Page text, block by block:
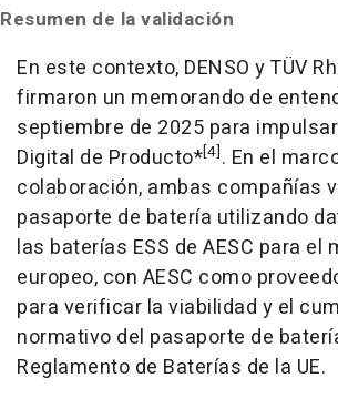
Resumen de la validación
En este contexto, DENSO y TÜV
firmaron un memorando de
septiembre de 2025 para
Digital de Producto*[4] . En el
colaboración, ambas compañías
pasaporte de batería utilizando
las baterías ESS de AESC para el
europeo, con AESC como
para verificar la viabilidad y el
normativo del pasaporte de
Reglamento de Baterías de la UE.